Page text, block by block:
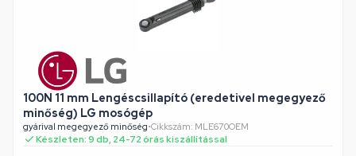
100N 11 mm Lengéscsillapító (eredetivel megegyező
minőség) LG mosógép
gyárival megegyező minőség•Cikkszám: MLE670OEM
Készleten: 9 db, 24-72 órás kiszállítással